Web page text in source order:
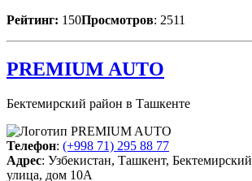
Рейтинг: 150Просмотров: 2511
PREMIUM AUTO
Бектемирский район в Ташкенте
Телефон: (+998 71) 295 88 77
Адрес: Узбекистан, Ташкент,
улица, дом 10А